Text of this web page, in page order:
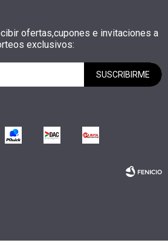
ofertas,cupones e invitaciones a
exclusivos:
SUSCRIBIRME